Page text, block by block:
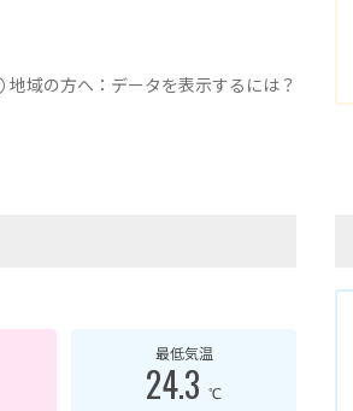
地域の方へ：データを表示するには？
最低気温
24.3℃